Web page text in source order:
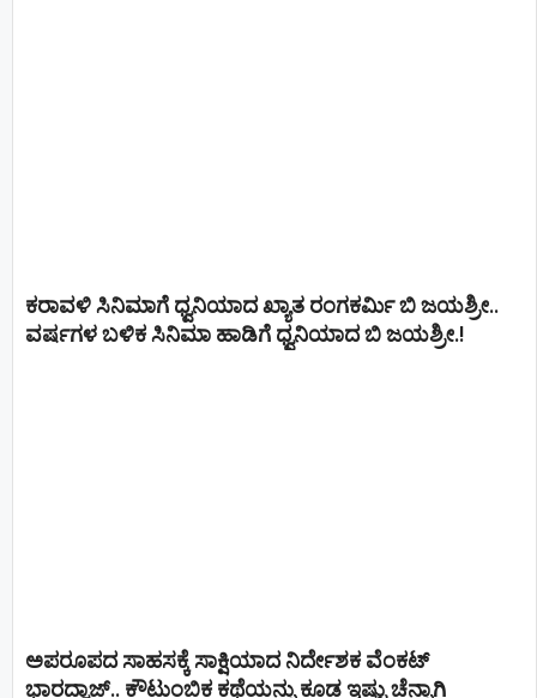
ಕರಾವಳಿ ಸಿನಿಮಾಗೆ ಧ್ವನಿಯಾದ ಖ್ಯಾತ ರಂಗಕರ್ಮಿ ಬಿ ಜಯಶ್ರೀ..
ವರ್ಷಗಳ ಬಳಿಕ ಸಿನಿಮಾ ಹಾಡಿಗೆ ಧ್ವನಿಯಾದ ಬಿ ಜಯಶ್ರೀ.!
ಅಪರೂಪದ ಸಾಹಸಕ್ಕೆ ಸಾಕ್ಷಿಯಾದ ನಿರ್ದೇಶಕ ವೆಂಕಟ್
ಭಾರದ್ವಾಜ್.. ಕೌಟುಂಬಿಕ ಕಥೆಯನ್ನು ಕೂಡ ಇಷ್ಟು ಚೆನ್ನಾಗಿ